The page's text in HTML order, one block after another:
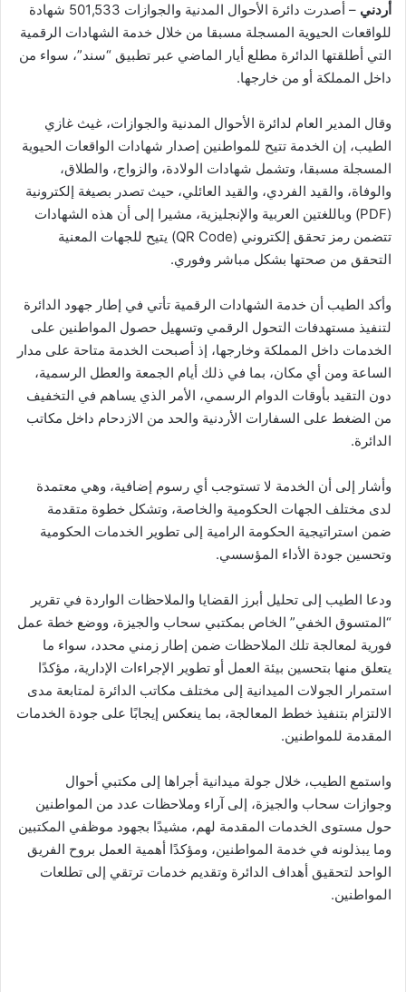
أردني
– أصدرت دائرة الأحوال المدنية والجوازات 501,533 شهادة
للواقعات الحيوية المسجلة مسبقا من خلال خدمة الشهادات الرقمية
التي أطلقتها الدائرة مطلع أيار الماضي عبر تطبيق “سند”، سواء من
داخل المملكة أو من خارجها.
وقال المدير العام لدائرة الأحوال المدنية والجوازات، غيث غازي
الطيب، إن الخدمة تتيح للمواطنين إصدار شهادات الواقعات الحيوية
المسجلة مسبقا، وتشمل شهادات الولادة، والزواج، والطلاق،
والوفاة، والقيد الفردي، والقيد العائلي، حيث تصدر بصيغة إلكترونية
(PDF) وباللغتين العربية والإنجليزية، مشيرا إلى أن هذه الشهادات
تتضمن رمز تحقق إلكتروني (QR Code) يتيح للجهات المعنية
التحقق من صحتها بشكل مباشر وفوري.
وأكد الطيب أن خدمة الشهادات الرقمية تأتي في إطار جهود الدائرة
لتنفيذ مستهدفات التحول الرقمي وتسهيل حصول المواطنين على
الخدمات داخل المملكة وخارجها، إذ أصبحت الخدمة متاحة على مدار
الساعة ومن أي مكان، بما في ذلك أيام الجمعة والعطل الرسمية،
دون التقيد بأوقات الدوام الرسمي، الأمر الذي يساهم في التخفيف
من الضغط على السفارات الأردنية والحد من الازدحام داخل مكاتب
الدائرة.
وأشار إلى أن الخدمة لا تستوجب أي رسوم إضافية، وهي معتمدة
لدى مختلف الجهات الحكومية والخاصة، وتشكل خطوة متقدمة
ضمن استراتيجية الحكومة الرامية إلى تطوير الخدمات الحكومية
وتحسين جودة الأداء المؤسسي.
ودعا الطيب إلى تحليل أبرز القضايا والملاحظات الواردة في تقرير
“المتسوق الخفي” الخاص بمكتبي سحاب والجيزة، ووضع خطة عمل
فورية لمعالجة تلك الملاحظات ضمن إطار زمني محدد، سواء ما
يتعلق منها بتحسين بيئة العمل أو تطوير الإجراءات الإدارية، مؤكدًا
استمرار الجولات الميدانية إلى مختلف مكاتب الدائرة لمتابعة مدى
الالتزام بتنفيذ خطط المعالجة، بما ينعكس إيجابًا على جودة الخدمات
المقدمة للمواطنين.
واستمع الطيب، خلال جولة ميدانية أجراها إلى مكتبي أحوال
وجوازات سحاب والجيزة، إلى آراء وملاحظات عدد من المواطنين
حول مستوى الخدمات المقدمة لهم، مشيدًا بجهود موظفي المكتبين
وما يبذلونه في خدمة المواطنين، ومؤكدًا أهمية العمل بروح الفريق
الواحد لتحقيق أهداف الدائرة وتقديم خدمات ترتقي إلى تطلعات
المواطنين.